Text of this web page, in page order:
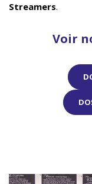
Streamers.
Voir